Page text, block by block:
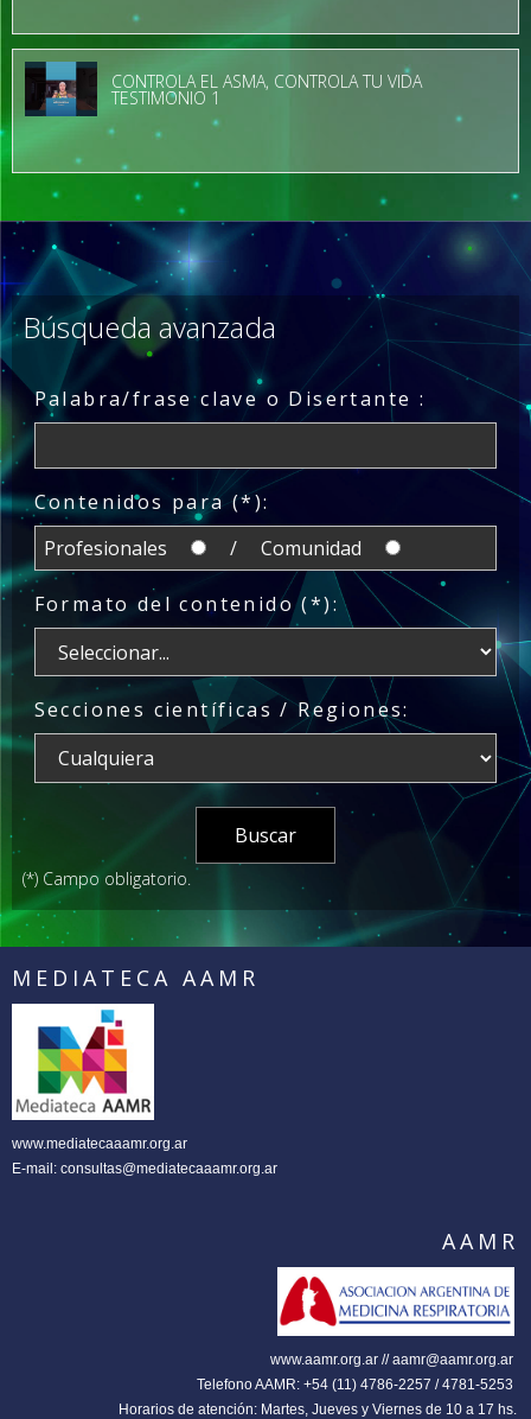
CONTROLA EL ASMA, CONTROLA TU VIDA
TESTIMONIO 1
Búsqueda avanzada
Palabra/frase clave o Disertante :
Contenidos para (*):
Profesionales
/ Comunidad
Formato del contenido (*):
Secciones científicas / Regiones:
(*) Campo obligatorio.
MEDIATECA AAMR
www.mediatecaaamr.org.ar
E-mail: consultas@mediatecaaamr.org.ar
AAMR
www.aamr.org.ar // aamr@aamr.org.ar
Telefono AAMR: +54 (11) 4786-2257 / 4781-5253
Horarios de atención: Martes, Jueves y Viernes de 10 a 17 hs.